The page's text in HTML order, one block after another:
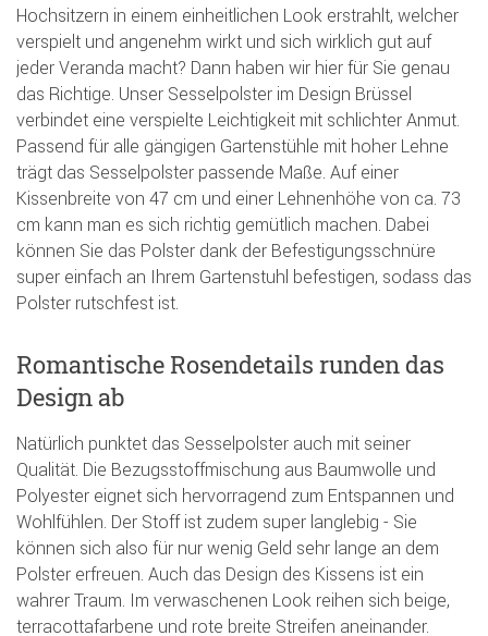
Hochsitzern in einem einheitlichen Look erstrahlt, welcher
verspielt und angenehm wirkt und sich wirklich gut auf
jeder Veranda macht? Dann haben wir hier für Sie genau
das Richtige. Unser Sesselpolster im Design Brüssel
verbindet eine verspielte Leichtigkeit mit schlichter Anmut.
Passend für alle gängigen Gartenstühle mit hoher Lehne
trägt das Sesselpolster passende Maße. Auf einer
Kissenbreite von 47 cm und einer Lehnenhöhe von ca. 73
cm kann man es sich richtig gemütlich machen. Dabei
können Sie das Polster dank der Befestigungsschnüre
super einfach an Ihrem Gartenstuhl befestigen, sodass das
Polster rutschfest ist.
Romantische Rosendetails runden das
Design ab
Natürlich punktet das Sesselpolster auch mit seiner
Qualität. Die Bezugsstoffmischung aus Baumwolle und
Polyester eignet sich hervorragend zum Entspannen und
Wohlfühlen. Der Stoff ist zudem super langlebig - Sie
können sich also für nur wenig Geld sehr lange an dem
Polster erfreuen. Auch das Design des Kissens ist ein
wahrer Traum. Im verwaschenen Look reihen sich beige,
terracottafarbene und rote breite Streifen aneinander.